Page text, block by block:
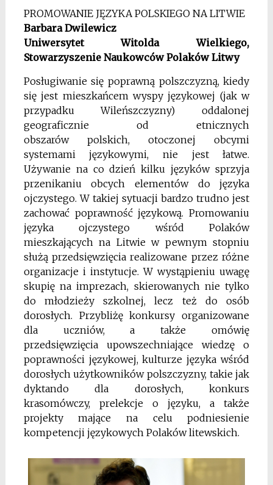
PROMOWANIE JĘZYKA POLSKIEGO NA LITWIE
Barbara Dwilewicz
Uniwersytet Witolda Wielkiego,
Stowarzyszenie Naukowców Polaków Litwy
Posługiwanie się poprawną polszczyzną, kiedy
się jest mieszkańcem wyspy językowej (jak w
przypadku Wileńszczyzny) oddalonej
geograficznie od etnicznych
obszarów polskich, otoczonej obcymi
systemami językowymi, nie jest łatwe.
Używanie na co dzień kilku języków sprzyja
przenikaniu obcych elementów do języka
ojczystego. W takiej sytuacji bardzo trudno jest
zachować poprawność językową. Promowaniu
języka ojczystego wśród Polaków
mieszkających na Litwie w pewnym stopniu
służą przedsięwzięcia realizowane przez różne
organizacje i instytucje. W wystąpieniu uwagę
skupię na imprezach, skierowanych nie tylko
do młodzieży szkolnej, lecz też do osób
dorosłych. Przybliżę konkursy organizowane
dla uczniów, a także omówię
przedsięwzięcia upowszechniające wiedzę o
poprawności językowej, kulturze języka wśród
dorosłych użytkowników polszczyzny, takie jak
dyktando dla dorosłych, konkurs
krasomówczy, prelekcje o języku, a także
projekty mające na celu podniesienie
kompetencji językowych Polaków litewskich.